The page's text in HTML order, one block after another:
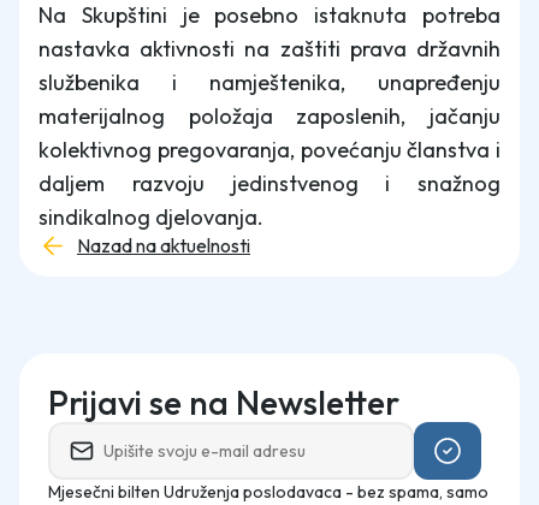
Na Skupštini je posebno istaknuta potreba
nastavka aktivnosti na zaštiti prava državnih
službenika i namještenika, unapređenju
materijalnog položaja zaposlenih, jačanju
kolektivnog pregovaranja, povećanju članstva i
daljem razvoju jedinstvenog i snažnog
sindikalnog djelovanja.
Nazad na aktuelnosti
Prijavi se na Newsletter
Mjesečni bilten Udruženja poslodavaca - bez spama, samo